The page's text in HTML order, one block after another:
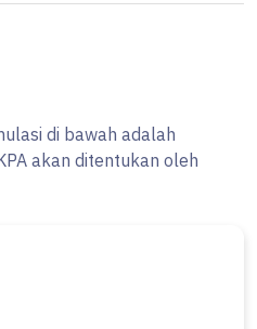
di bawah adalah
akan ditentukan oleh